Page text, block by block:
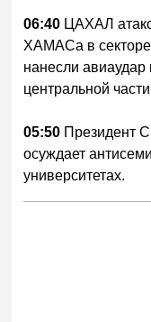
06:40 ЦАХАЛ
ХАМАСа в секторе
нанесли
центральной
05:50 Президент
осуждает
университетах.